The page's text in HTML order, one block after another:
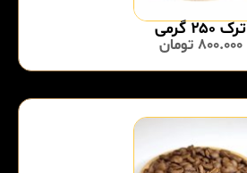
ترک ۲۵۰ گرمی
800.000 تومان